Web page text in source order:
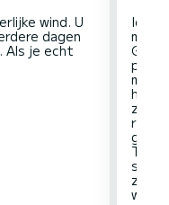
wind. U
dagen
Als je echt
met
met
het